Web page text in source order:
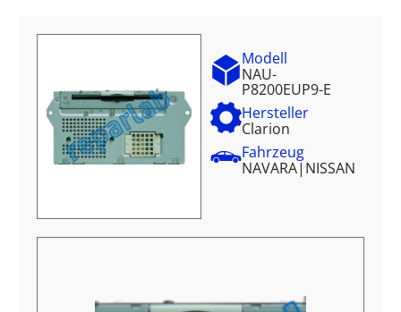
Modell
NAU-
P8200EUP9-E
Hersteller
Clarion
Fahrzeug
NAVARA| NISSAN